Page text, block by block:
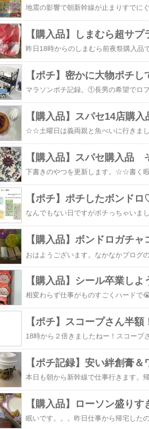
【購入品】しまむら超サ
【ポチ】密かに大物ポチし
【購入品】スパセ14店購
【購入品】スパセ購入品
【ポチ】ポチしたボンド
【購入品】ボンドロガチ
【ポチ】スコープさん半
【ポチ記録】安い絆創膏＆